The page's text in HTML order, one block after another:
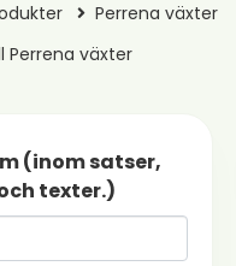
Perrena växter
Perrena växter
(inom satser,
texter.)